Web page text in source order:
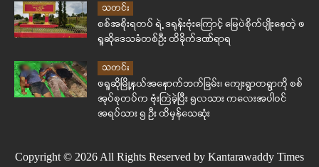
သတင်း
စစ်အစိုးရတပ် ရဲ့ ဒရုန်းဗုံးကြောင့် မြေပဲစိုက်ပျိုးနေတဲ့ ဖ
ရူဆိုဒေသခံတစ်ဦး ထိခိုက်ဒဏ်ရာရ
သတင်း
ဖရူဆိုမြို့နယ်အနောက်ဘက်ခြမ်း၊ ကျေးရွာတရွာကို စစ်
အုပ်စုတပ်က ဗုံးကြဲခဲ့ပြီး ၅လသား ကလေးအပါဝင်
အရပ်သား ၅ ဦး ထိမှန်သေဆုံး
Copyright © 2026 All Rights Reserved by Kantarawaddy Times